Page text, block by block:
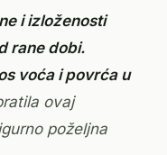
i izloženosti
rane dobi.
voća i povrća u
ovaj
poželjna